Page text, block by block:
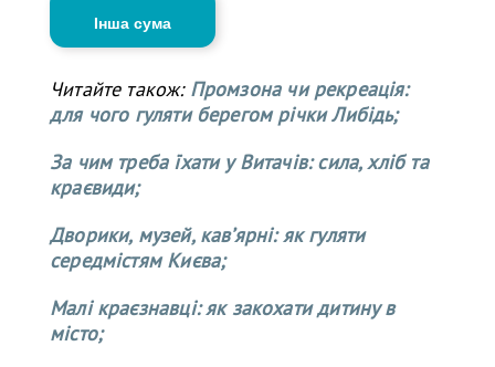
Інша сума
Читайте також: Промзона чи рекреація:
для чого гуляти берегом річки Либідь;
За чим треба їхати у Витачів: сила, хліб та
краєвиди;
Дворики, музей, кав’ярні: як гуляти
середмістям Києва;
Малі краєзнавці: як закохати дитину в
місто;